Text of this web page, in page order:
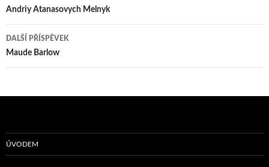
pro
příspěvky
Andriy Atanasovych Melnyk
DALŠÍ PŘÍSPĚVEK
Maude Barlow
ÚVODEM